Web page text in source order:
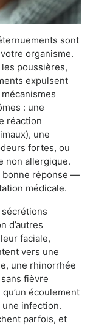
sont
organisme.
poussières,
expulsent
: une
réaction
une
fortes, ou
non allergique.
bonne réponse —
médicale.
d’autres
faciale,
vers une
une rhinorrhée
fièvre
écoulement
infection.
parfois, et